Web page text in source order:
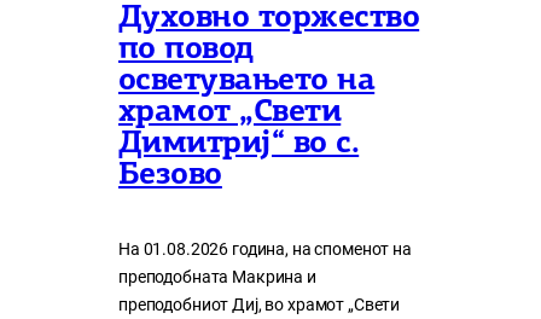
Духовно торжество
по повод
осветувањето на
храмот „Свети
Димитриј“ во с.
Безово
На 01.08.2026 година, на споменот на
преподобната Макрина и
преподобниот Диј, во храмот „Свети